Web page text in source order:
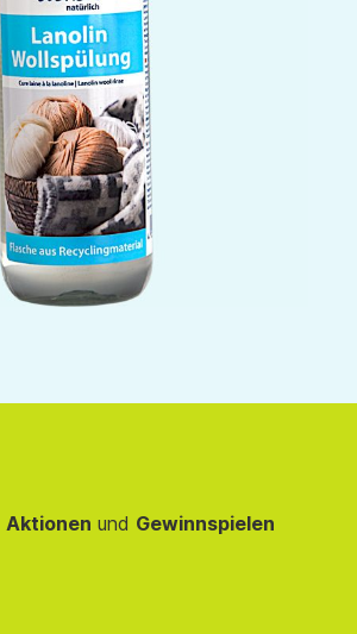
Aktionen und Gewinnspielen